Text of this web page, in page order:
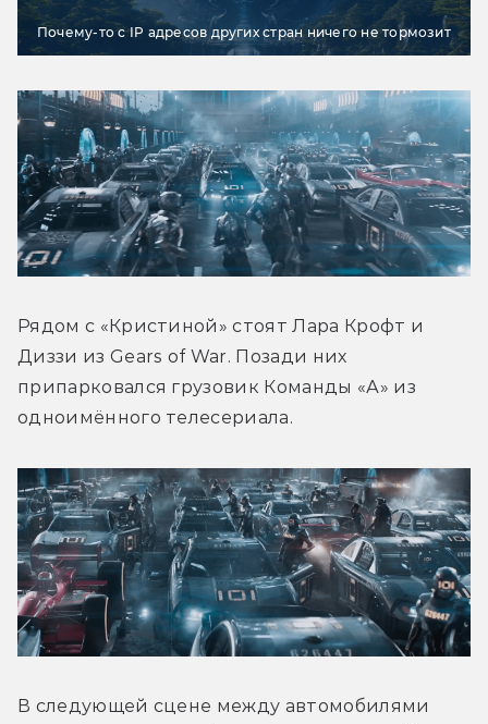
Почему-то с IP адресов других стран ничего не тормозит
Рядом с «Кристиной» стоят Лара Крофт и
Диззи из Gears of War. Позади них
припарковался грузовик Команды «А» из
одноимённого телесериала.
В следующей сцене между автомобилями